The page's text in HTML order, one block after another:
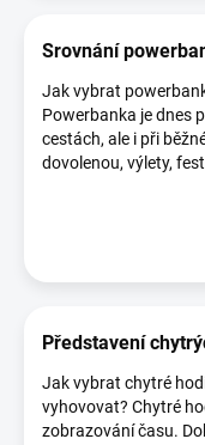
Srovnání
Jak vybrat
Powerbanka je dnes
cestách, ale i při
dovolenou, výlety,
Představení
Jak vybrat chytré
vyhovovat? Chytré
zobrazování času.